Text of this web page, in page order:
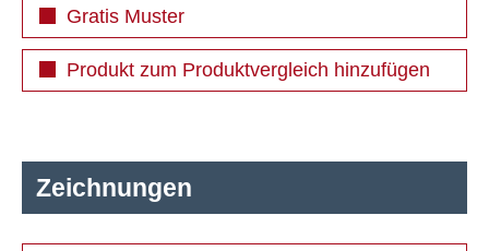
Zeichnungen
Gratis Muster
Produkt zum Produktvergleich hinzufügen